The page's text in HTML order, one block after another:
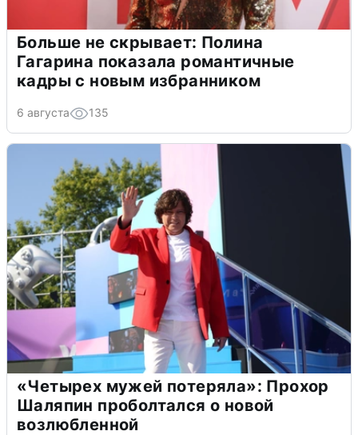
Больше не скрывает: Полина
Гагарина показала романтичные
кадры с новым избранником
6 августа 135
«Четырех мужей потеряла»: Прохор
Шаляпин проболтался о новой
возлюбленной